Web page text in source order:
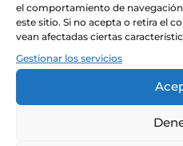
el comportamiento de
este sitio. Si no acepta o retira el
vean afectadas ciertas
Gestionar los servicios
Mini Capazo
Albufera
Gourmet